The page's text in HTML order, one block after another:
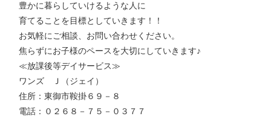
豊かに暮らしていけるような人に
育てることを目標としていきます！！
お気軽にご相談、お問い合わせください。
焦らずにお子様のペースを大切にしていきます♪
≪放課後等デイサービス≫
ワンズ Ｊ（ジェイ）
住所：東御市鞍掛６９－８
電話：０２６８－７５－０３７７